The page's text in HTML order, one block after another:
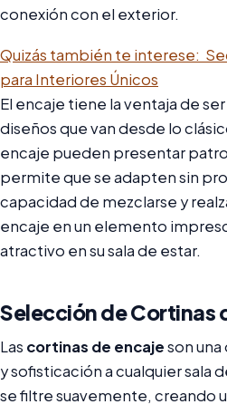
conexión con el exterior.
Quizás también te interese:
para Interiores Únicos
El encaje tiene la ventaja de
diseños que van desde lo
encaje pueden presentar
permite que se adapten sin
capacidad de mezclarse y
encaje en un elemento
atractivo en su sala de estar.
Selección de Cortinas
Las cortinas de encajeson
y sofisticación a cualquier sala
se filtre suavemente, creando